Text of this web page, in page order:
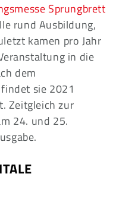
Sprungbrett
rund Ausbildung,
kamen pro Jahr
in die
dem
sie 2021
Zeitgleich zur
24. und 25.